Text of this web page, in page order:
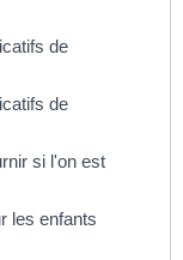
de
de
si l'on est
les enfants